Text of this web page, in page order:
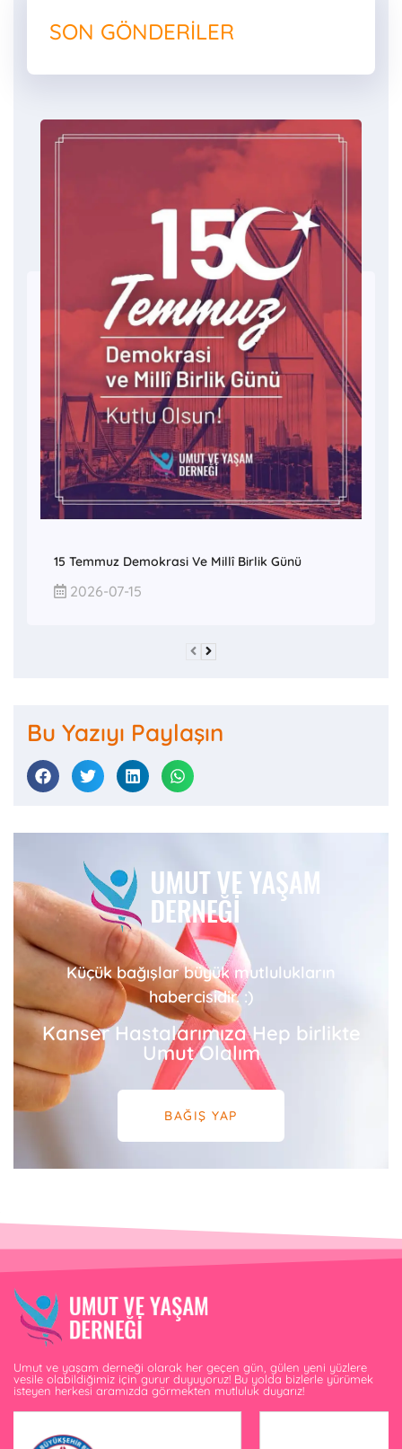
SON GÖNDERILER
15 Temmuz Demokrasi Ve Millî Birlik Günü
2026-07-15
Bu Yazıyı Paylaşın
Küçük bağışlar büyük mutlulukların
habercisidir. :)
Kanser Hastalarımıza Hep birlikte
Umut Olalım
BAĞIŞ YAP
Umut ve yaşam derneği olarak her geçen gün, gülen yeni yüzlere
vesile olabildiğimiz için gurur duyuyoruz! Bu yolda bizlerle yürümek
isteyen herkesi aramızda görmekten mutluluk duyarız!